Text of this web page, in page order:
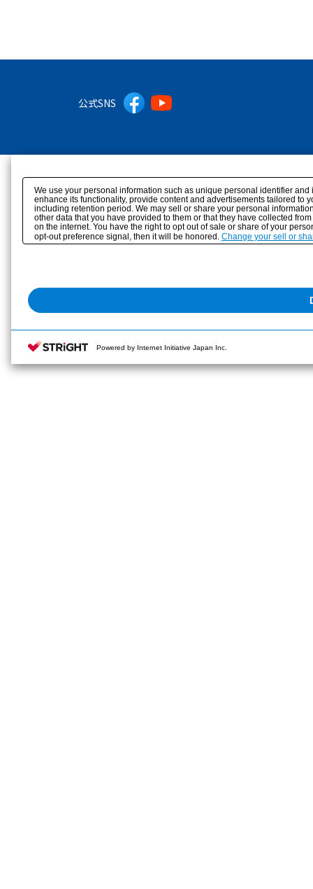
公式SNS
We use your personal information such as unique personal identifier
enhance its functionality, provide content and advertisements tailored
including retention period. We may sell or share your personal
other data that you have provided to them or that they have collected
on the internet. You have the right to opt out of sale or share of your
opt-out preference signal, then it will be honored. Change your sell or
Powered by Internet Initiative Japan Inc.